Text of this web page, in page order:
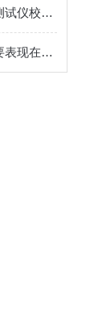
确保精准测量：透气度测试仪校准规范解析
刮刀涂布试验机功能主要表现在以下几个方面